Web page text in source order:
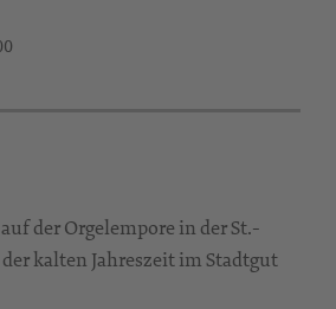
der Orgelempore in der St.-
kalten Jahreszeit im Stadtgut